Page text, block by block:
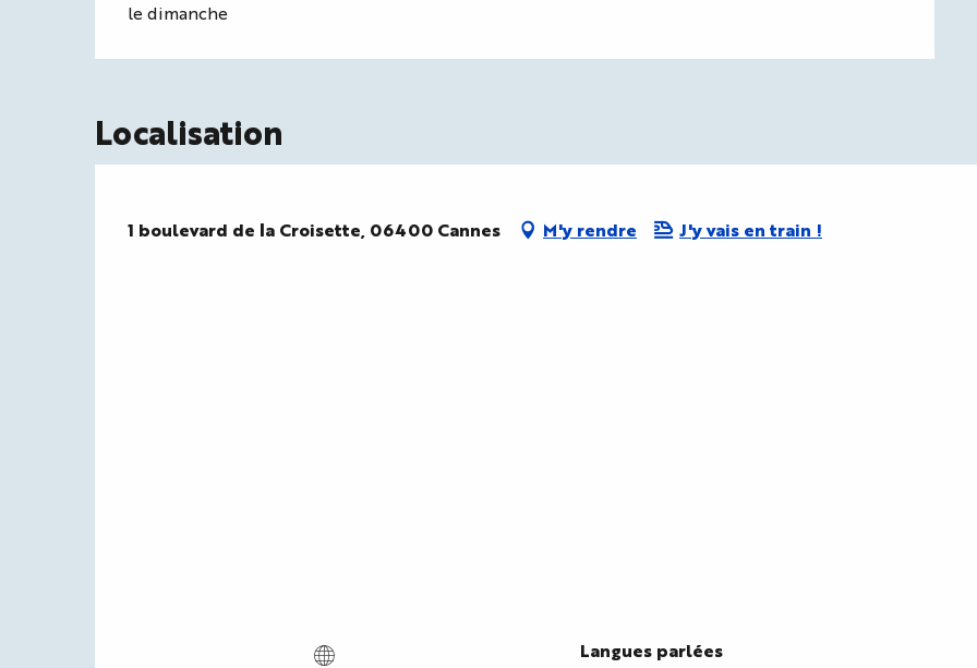
le dimanche
Localisation
1 boulevard de la Croisette, 06400 Cannes M'y rendre J'y vais en train !
Langues parlées
Langues parlées